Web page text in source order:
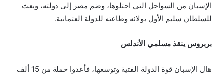
الإسبان من السواحل التي احتلوها، وضم مصر إلى دولته، وبعث
للسلطان سليم الأول بولائه وطاعته للدولة العثمانية.
بربروس ينقذ مسلمي الأندلس
هال الإسبان قوة الدولة الفتية وتوسعها، فأعدوا حملة من 15 ألف